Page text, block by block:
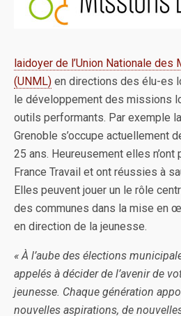
laidoyer de l’Union Nationale
(UNML) en directions des élu-es
le développement des missions
outils performants. Par exemple
Grenoble s’occupe actuellement
25 ans. Heureusement elles
France Travail et ont réussies à
Elles peuvent jouer un le rôle
des communes dans la mise en
en direction de la jeunesse.
« À l’aube des élections
appelés à décider de l’avenir de
jeunesse. Chaque génération
nouvelles aspirations, de